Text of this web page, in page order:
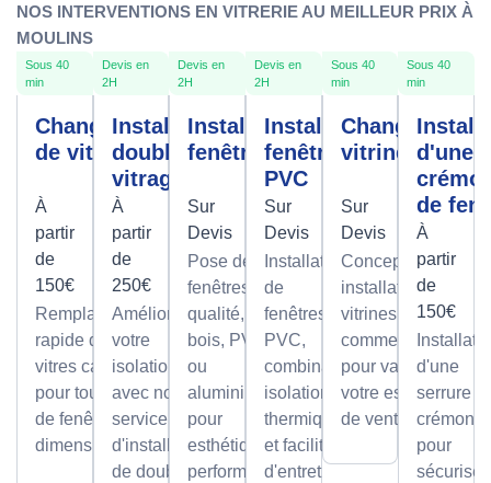
NOS INTERVENTIONS EN VITRERIE AU MEILLEUR PRIX À
MOULINS
Sous 40
min
Changement
de vitre
À
partir
de
150€
Remplacement
rapide de
vitres cassées,
pour tous types
de fenêtres et
dimensions.
Devis en
2H
Installation
double
vitrage
À
partir
de
250€
Améliorez
votre
isolation
avec notre
service
d'installation
de double
Devis en
2H
Installation
fenêtres
Sur
Devis
Pose de
fenêtres de
qualité, en
bois, PVC
ou
aluminium,
pour
esthétique et
performance.
Devis en
2H
Installation
fenêtre
PVC
Sur
Devis
Installation
de
fenêtres
PVC,
combinant
isolation
thermique
et facilité
d'entretien.
Sous 40
min
Changement
vitrine
Sur
Devis
Conception et
installation de
vitrines
commerciales
pour valoriser
votre espace
de vente.
Sous 40
min
d'une
de
À
partir
de
150€
d'une
serrure à
crémone
pour
sécuriser